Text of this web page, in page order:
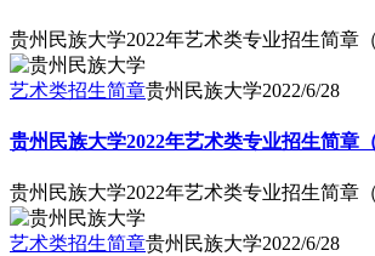
贵州民族大学2022年艺术类专业招生简章（
艺术类招生简章贵州民族大学2022/6/28
贵州民族大学2022年艺术类专业招生简章（
贵州民族大学2022年艺术类专业招生简章（
艺术类招生简章贵州民族大学2022/6/28